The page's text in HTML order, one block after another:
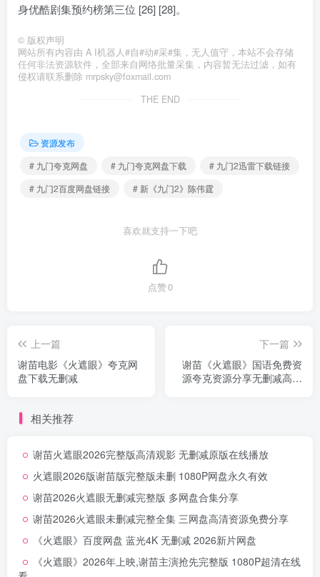
身优酷剧集预约榜第三位 [26] [28]。
© 版权声明
网站所有内容由 A I机器人#自#动#采#集，无人值守，本站不会存储
任何非法资源软件，全部来自网络批量采集，内容暂无法过滤，如有
侵权请联系删除 mrpsky@foxmail.com
THE END
资源发布
# 九门夸克网盘
# 九门夸克网盘下载
# 九门2迅雷下载链接
# 九门2百度网盘链接
# 新《九门2》陈伟霆
喜欢就支持一下吧
点赞0
上一篇
谢苗电影《火遮眼》夸克网
盘下载无删减
下一篇
谢苗《火遮眼》国语免费资
源夸克资源分享无删减高清
相关推荐
谢苗火遮眼2026完整版高清观影 无删减原版在线播放
火遮眼2026版谢苗版完整版未删 1080P网盘永久有效
谢苗2026火遮眼无删减完整版 多网盘合集分享
谢苗2026火遮眼未删减完整全集 三网盘高清资源免费分享
《火遮眼》百度网盘 蓝光4K 无删减 2026新片网盘
《火遮眼》2026年上映,谢苗主演抢先完整版 1080P超清在线